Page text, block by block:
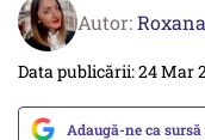
Autor:
Data publicării: 24 Mar
Adaugă-ne ca